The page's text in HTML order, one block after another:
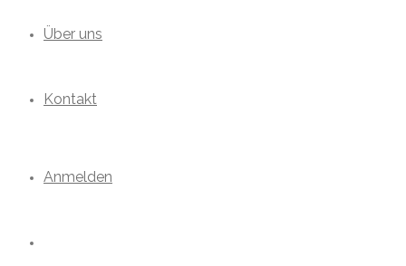
Über uns
Kontakt
Anmelden